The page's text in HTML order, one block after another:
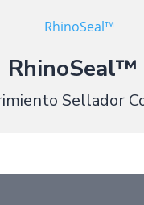
RhinoSeal™
Sellador